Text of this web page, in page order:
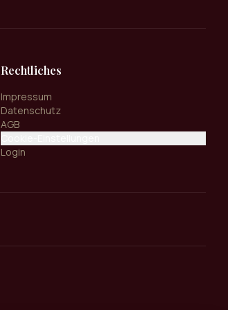
Rechtliches
Impressum
Datenschutz
AGB
Login